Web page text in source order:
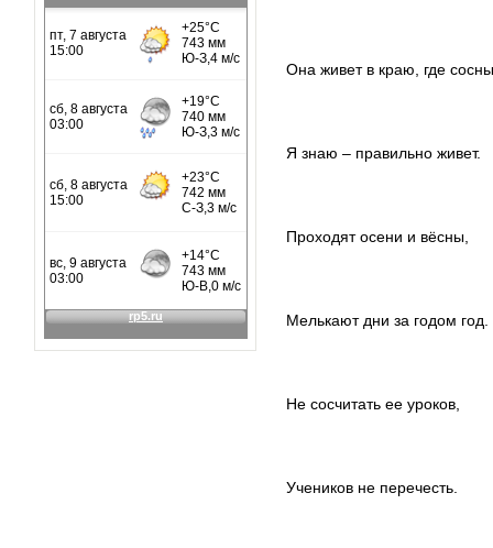
Она живет в краю, где
Я знаю – правильно живет.
Проходят осени и вёсны,
Мелькают дни за годом год.
Не сосчитать ее уроков,
Учеников не перечесть.